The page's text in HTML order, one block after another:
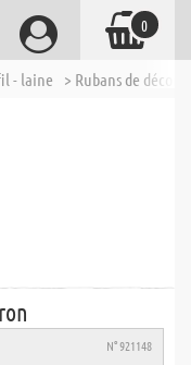
- laine > Rubans de
N° 921148
0